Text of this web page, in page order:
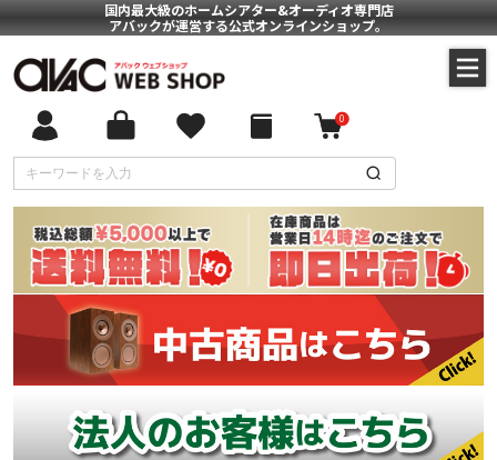
国内最大級のホームシアター&オーディオ専門店
アバックが運営する公式オンラインショップ。
0